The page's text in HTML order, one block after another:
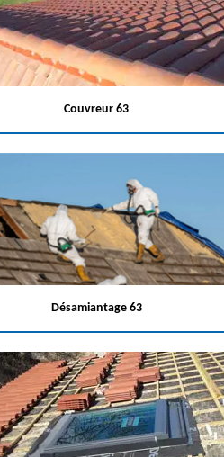
Couvreur 63
Désamiantage 63